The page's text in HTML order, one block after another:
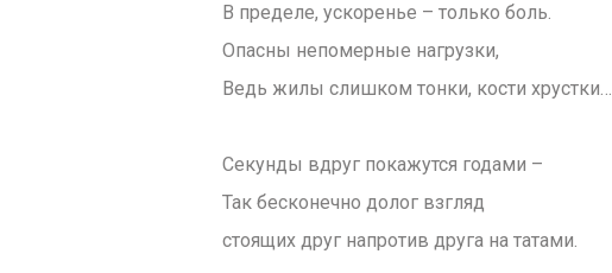
В пределе, ускоренье – только боль.
Опасны непомерные нагрузки,
Ведь жилы слишком тонки, кости хрустки…
Секунды вдруг покажутся годами –
Так бесконечно долог взгляд
стоящих друг напротив друга на татами.